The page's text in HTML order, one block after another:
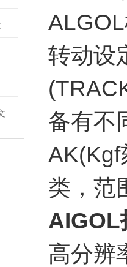
转动设
备有不
AK(Kgf
类，范
AIGOL
高分辨